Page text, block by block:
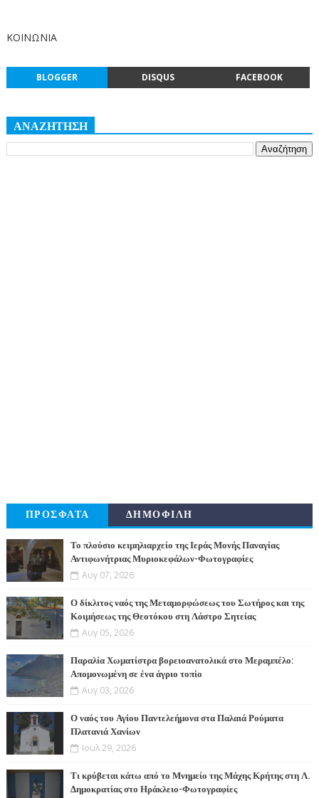
ΚΟΙΝΩΝΙΑ
BLOGGER DISQUS FACEBOOK
ΑΝΑΖΗΤΗΣΗ
ΠΡΟΣΦΑΤΑ ΔΗΜΟΦΙΛΗ
Το πλούσιο κειμηλιαρχείο της Ιεράς Μονής Παναγίας
Αντιφωνήτριας Μυριοκεφάλων-Φωτογραφίες
Αυγ 07, 2026
Ο δίκλιτος ναός της Μεταμορφώσεως του Σωτήρος και της
Κοιμήσεως της Θεοτόκου στη Λάστρο Σητείας
Αυγ 05, 2026
Παραλία Χωματίστρα βορειοανατολικά στο Μεραμπέλο:
Απομονωμένη σε ένα άγριο τοπίο
Αυγ 03, 2026
Ο ναός του Αγίου Παντελεήμονα στα Παλαιά Ρούματα
Πλατανιά Χανίων
Ιουλ 29, 2026
Τι κρύβεται κάτω από το Μνημείο της Μάχης Κρήτης στη Λ.
Δημοκρατίας στο Ηράκλειο-Φωτογραφίες